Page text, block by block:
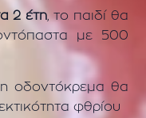
2 έτη, το παιδί θα
με 500
η οδοντόκρεμα θα
φθρίου